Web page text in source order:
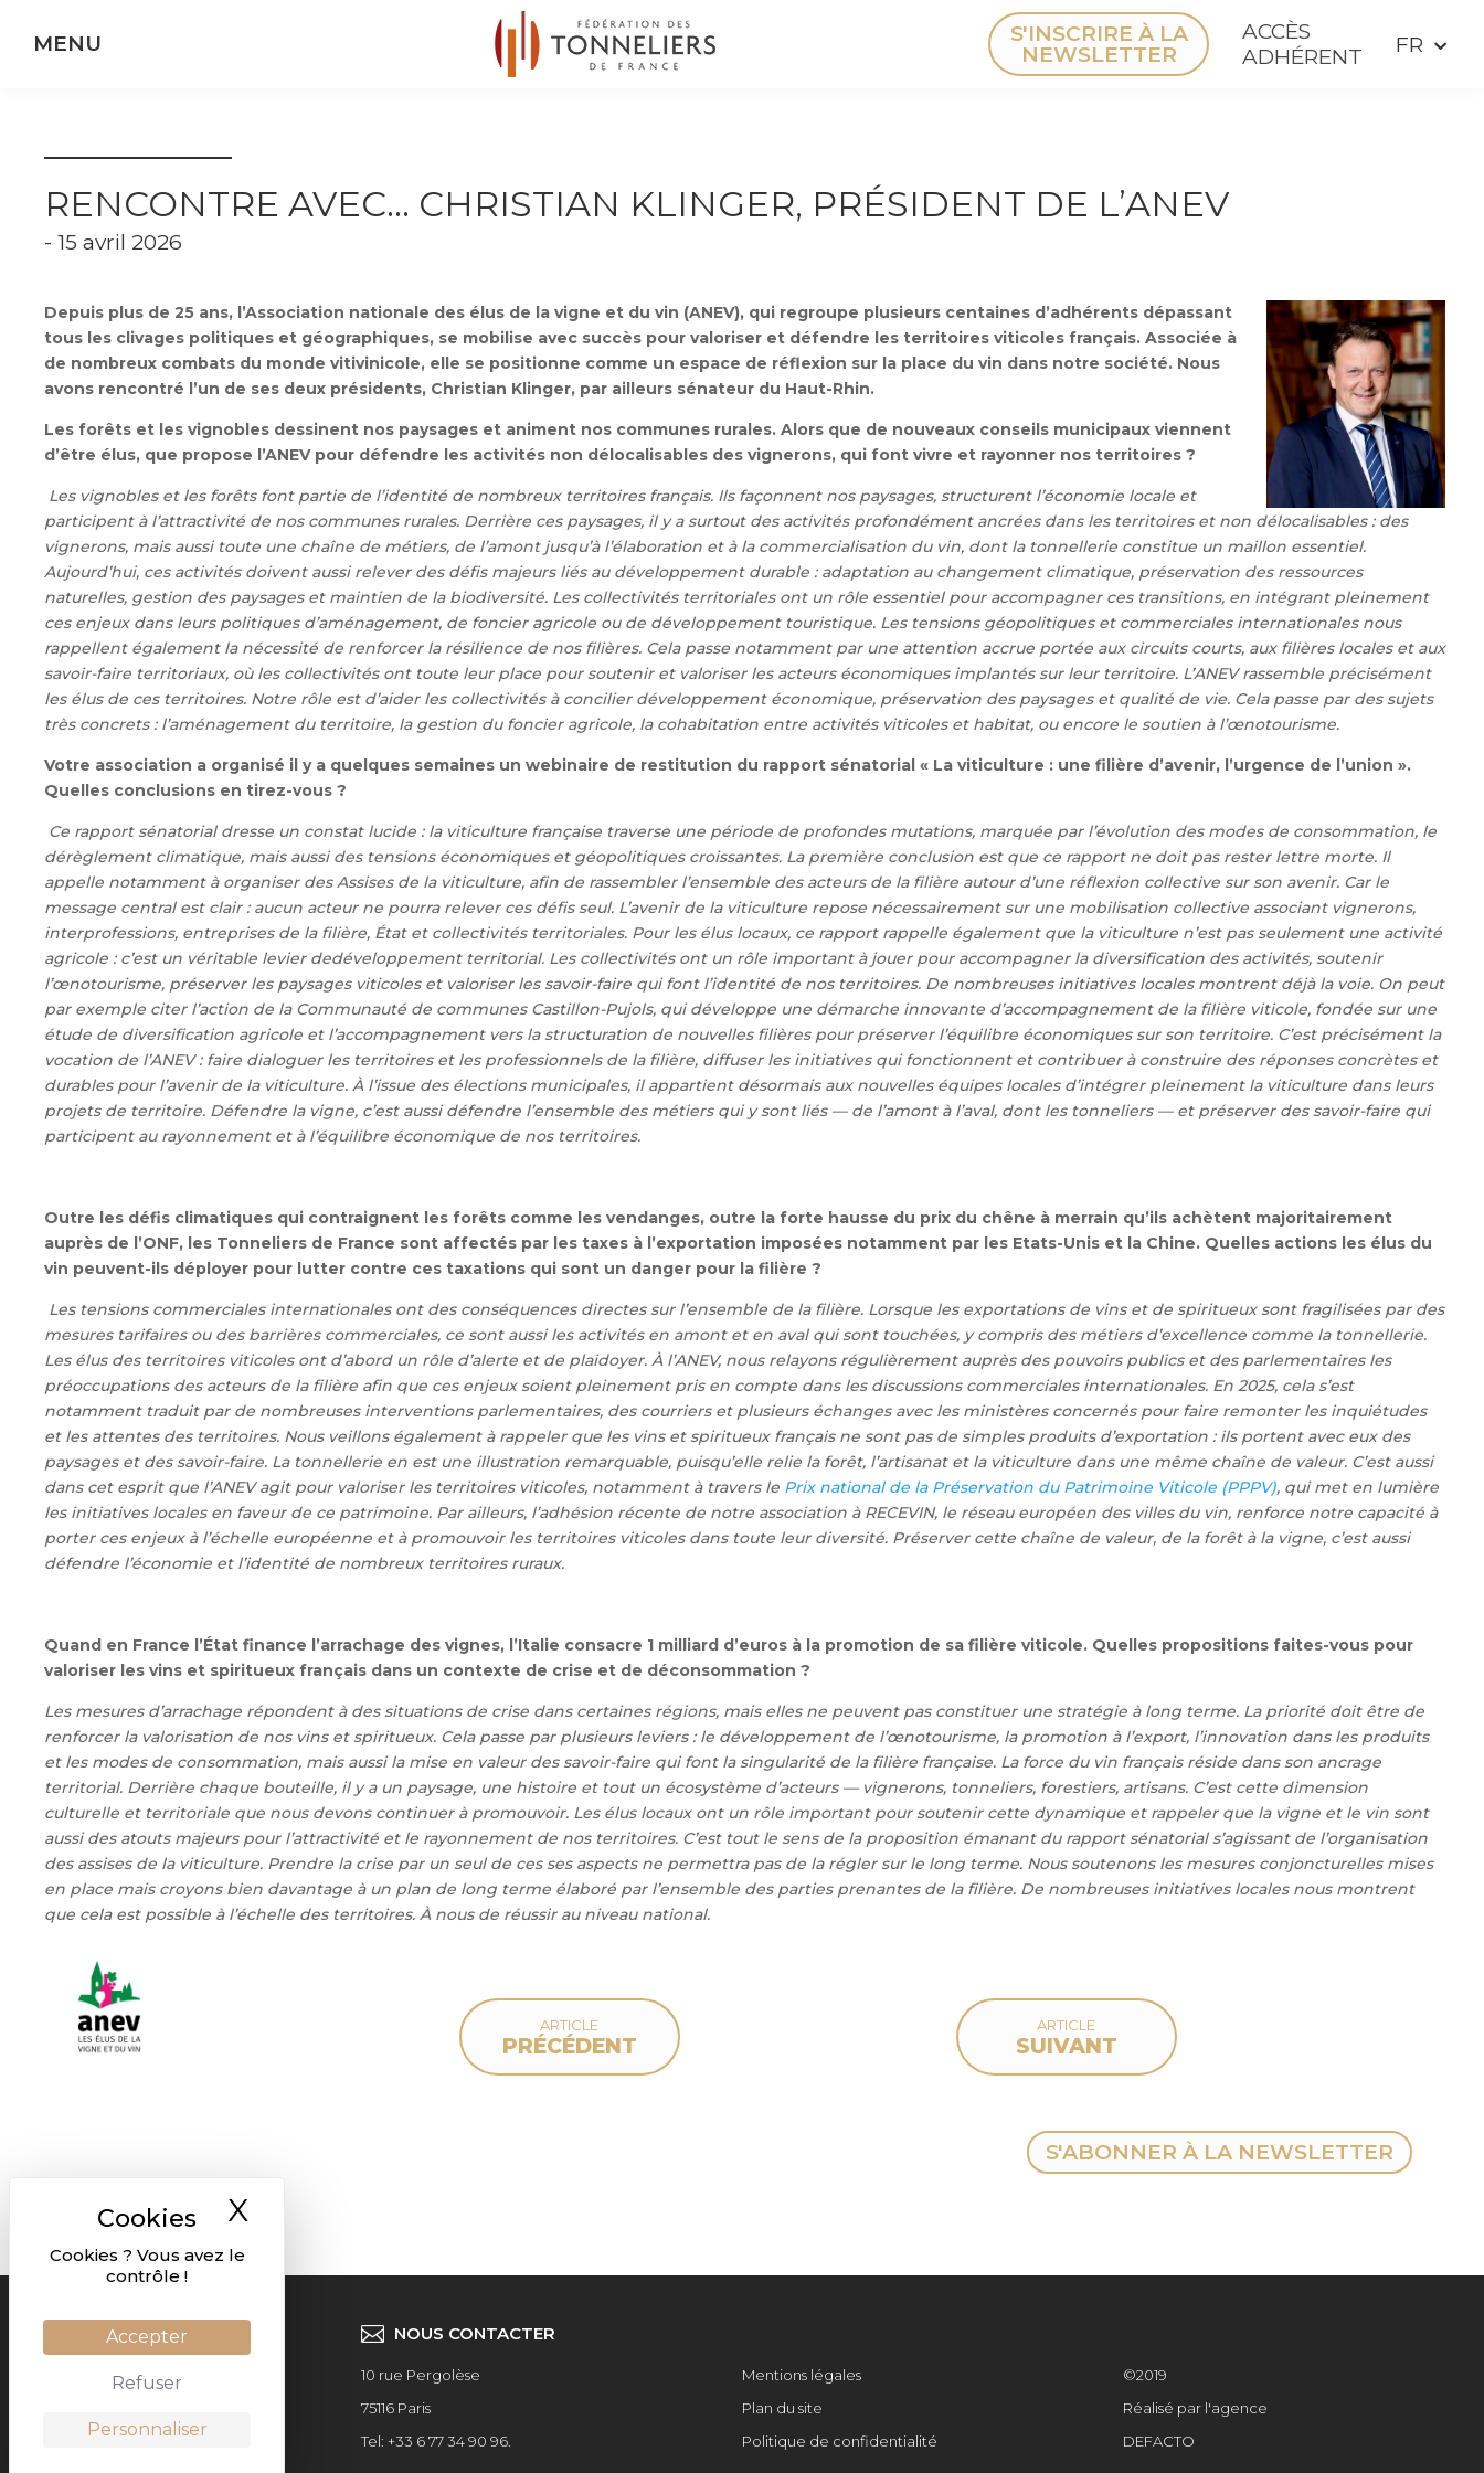
Cookies ? Vous avez le
contrôle !
Accepter
Refuser
Personnaliser
X
S'INSCRIRE À LA
NEWSLETTER
ACCÈS
ADHÉRENT
RENCONTRE AVEC… CHRISTIAN KLINGER, PRÉSIDENT DE L’ANEV
- 15 avril 2026
Depuis plus de 25 ans, l’Association nationale des élus de la vigne et du vin (ANEV), qui regroupe plusieurs centaines d’adhérents dépassant
tous les clivages politiques et géographiques, se mobilise avec succès pour valoriser et défendre les territoires viticoles français. Associée à
de nombreux combats du monde vitivinicole, elle se positionne comme un espace de réflexion sur la place du vin dans notre société. Nous
avons rencontré l’un de ses deux présidents, Christian Klinger, par ailleurs sénateur du Haut-Rhin.
Les forêts et les vignobles dessinent nos paysages et animent nos communes rurales. Alors que de nouveaux conseils municipaux viennent
d’être élus, que propose l’ANEV pour défendre les activités non délocalisables des vignerons, qui font vivre et rayonner nos territoires ?
Les vignobles et les forêts font partie de l’identité de nombreux territoires français. Ils façonnent nos paysages, structurent l’économie locale et
participent à l’attractivité de nos communes rurales. Derrière ces paysages, il y a surtout des activités profondément ancrées dans les territoires et non délocalisables : des
vignerons, mais aussi toute une chaîne de métiers, de l’amont jusqu’à l’élaboration et à la commercialisation du vin, dont la tonnellerie constitue un maillon essentiel.
Aujourd’hui, ces activités doivent aussi relever des défis majeurs liés au développement durable : adaptation au changement climatique, préservation des ressources
naturelles, gestion des paysages et maintien de la biodiversité. Les collectivités territoriales ont un rôle essentiel pour accompagner ces transitions, en intégrant pleinement
ces enjeux dans leurs politiques d’aménagement, de foncier agricole ou de développement touristique. Les tensions géopolitiques et commerciales internationales nous
rappellent également la nécessité de renforcer la résilience de nos filières. Cela passe notamment par une attention accrue portée aux circuits courts, aux filières locales et aux
savoir-faire territoriaux, où les collectivités ont toute leur place pour soutenir et valoriser les acteurs économiques implantés sur leur territoire. L’ANEV rassemble précisément
les élus de ces territoires. Notre rôle est d’aider les collectivités à concilier développement économique, préservation des paysages et qualité de vie. Cela passe par des sujets
très concrets : l’aménagement du territoire, la gestion du foncier agricole, la cohabitation entre activités viticoles et habitat, ou encore le soutien à l’œnotourisme.
Votre association a organisé il y a quelques semaines un webinaire de restitution du rapport sénatorial « La viticulture : une filière d’avenir, l’urgence de l’union ».
Quelles conclusions en tirez-vous ?
Ce rapport sénatorial dresse un constat lucide : la viticulture française traverse une période de profondes mutations, marquée par l’évolution des modes de consommation, le
dérèglement climatique, mais aussi des tensions économiques et géopolitiques croissantes. La première conclusion est que ce rapport ne doit pas rester lettre morte. Il
appelle notamment à organiser des Assises de la viticulture, afin de rassembler l’ensemble des acteurs de la filière autour d’une réflexion collective sur son avenir. Car le
message central est clair : aucun acteur ne pourra relever ces défis seul. L’avenir de la viticulture repose nécessairement sur une mobilisation collective associant vignerons,
interprofessions, entreprises de la filière, État et collectivités territoriales. Pour les élus locaux, ce rapport rappelle également que la viticulture n’est pas seulement une activité
agricole : c’est un véritable levier dedéveloppement territorial. Les collectivités ont un rôle important à jouer pour accompagner la diversification des activités, soutenir
l’œnotourisme, préserver les paysages viticoles et valoriser les savoir-faire qui font l’identité de nos territoires. De nombreuses initiatives locales montrent déjà la voie. On peut
par exemple citer l’action de la Communauté de communes Castillon-Pujols, qui développe une démarche innovante d’accompagnement de la filière viticole, fondée sur une
étude de diversification agricole et l’accompagnement vers la structuration de nouvelles filières pour préserver l’équilibre économiques sur son territoire. C’est précisément la
vocation de l’ANEV : faire dialoguer les territoires et les professionnels de la filière, diffuser les initiatives qui fonctionnent et contribuer à construire des réponses concrètes et
durables pour l’avenir de la viticulture. À l’issue des élections municipales, il appartient désormais aux nouvelles équipes locales d’intégrer pleinement la viticulture dans leurs
projets de territoire. Défendre la vigne, c’est aussi défendre l’ensemble des métiers qui y sont liés — de l’amont à l’aval, dont les tonneliers — et préserver des savoir-faire qui
participent au rayonnement et à l’équilibre économique de nos territoires.
Outre les défis climatiques qui contraignent les forêts comme les vendanges, outre la forte hausse du prix du chêne à merrain qu’ils achètent majoritairement
auprès de l’ONF, les Tonneliers de France sont affectés par les taxes à l’exportation imposées notamment par les Etats-Unis et la Chine. Quelles actions les élus du
vin peuvent-ils déployer pour lutter contre ces taxations qui sont un danger pour la filière ?
Les tensions commerciales internationales ont des conséquences directes sur l’ensemble de la filière. Lorsque les exportations de vins et de spiritueux sont fragilisées par des
mesures tarifaires ou des barrières commerciales, ce sont aussi les activités en amont et en aval qui sont touchées, y compris des métiers d’excellence comme la tonnellerie.
Les élus des territoires viticoles ont d’abord un rôle d’alerte et de plaidoyer. À l’ANEV, nous relayons régulièrement auprès des pouvoirs publics et des parlementaires les
préoccupations des acteurs de la filière afin que ces enjeux soient pleinement pris en compte dans les discussions commerciales internationales. En 2025, cela s’est
notamment traduit par de nombreuses interventions parlementaires, des courriers et plusieurs échanges avec les ministères concernés pour faire remonter les inquiétudes
et les attentes des territoires. Nous veillons également à rappeler que les vins et spiritueux français ne sont pas de simples produits d’exportation : ils portent avec eux des
paysages et des savoir-faire. La tonnellerie en est une illustration remarquable, puisqu’elle relie la forêt, l’artisanat et la viticulture dans une même chaîne de valeur. C’est aussi
dans cet esprit que l’ANEV agit pour valoriser les territoires viticoles, notamment à travers le Prix national de la Préservation du Patrimoine Viticole (PPPV), qui met en lumière
les initiatives locales en faveur de ce patrimoine. Par ailleurs, l’adhésion récente de notre association à RECEVIN, le réseau européen des villes du vin, renforce notre capacité à
porter ces enjeux à l’échelle européenne et à promouvoir les territoires viticoles dans toute leur diversité. Préserver cette chaîne de valeur, de la forêt à la vigne, c’est aussi
défendre l’économie et l’identité de nombreux territoires ruraux.
Quand en France l’État finance l’arrachage des vignes, l’Italie consacre 1 milliard d’euros à la promotion de sa filière viticole. Quelles propositions faites-vous pour
valoriser les vins et spiritueux français dans un contexte de crise et de déconsommation ?
Les mesures d’arrachage répondent à des situations de crise dans certaines régions, mais elles ne peuvent pas constituer une stratégie à long terme. La priorité doit être de
renforcer la valorisation de nos vins et spiritueux. Cela passe par plusieurs leviers : le développement de l’œnotourisme, la promotion à l’export, l’innovation dans les produits
et les modes de consommation, mais aussi la mise en valeur des savoir-faire qui font la singularité de la filière française. La force du vin français réside dans son ancrage
territorial. Derrière chaque bouteille, il y a un paysage, une histoire et tout un écosystème d’acteurs — vignerons, tonneliers, forestiers, artisans. C’est cette dimension
culturelle et territoriale que nous devons continuer à promouvoir. Les élus locaux ont un rôle important pour soutenir cette dynamique et rappeler que la vigne et le vin sont
aussi des atouts majeurs pour l’attractivité et le rayonnement de nos territoires. C’est tout le sens de la proposition émanant du rapport sénatorial s’agissant de l’organisation
des assises de la viticulture. Prendre la crise par un seul de ces ses aspects ne permettra pas de la régler sur le long terme. Nous soutenons les mesures conjoncturelles mises
en place mais croyons bien davantage à un plan de long terme élaboré par l’ensemble des parties prenantes de la filière. De nombreuses initiatives locales nous montrent
que cela est possible à l’échelle des territoires. À nous de réussir au niveau national.
ARTICLE
PRÉCÉDENT
ARTICLE
SUIVANT
S'ABONNER À LA NEWSLETTER
NOUS CONTACTER
10 rue Pergolèse
75116 Paris
Tel: +33 6 77 34 90 96.
Mentions légales
Plan du site
Politique de confidentialité
©2019
Réalisé par l'agence
DEFACTO